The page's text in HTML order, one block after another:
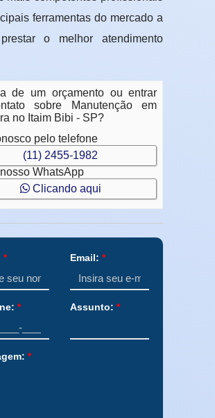
ferramentas do mercado a
o melhor atendimento
de um orçamento ou entrar
sobre Manutenção em
no Itaim Bibi - SP?
pelo telefone
(11) 2455-1982
WhatsApp
Clicando aqui
* Email: *
* Assunto: *
*